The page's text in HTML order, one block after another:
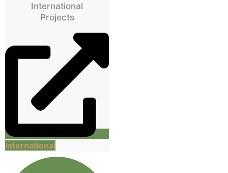
International
Projects
International